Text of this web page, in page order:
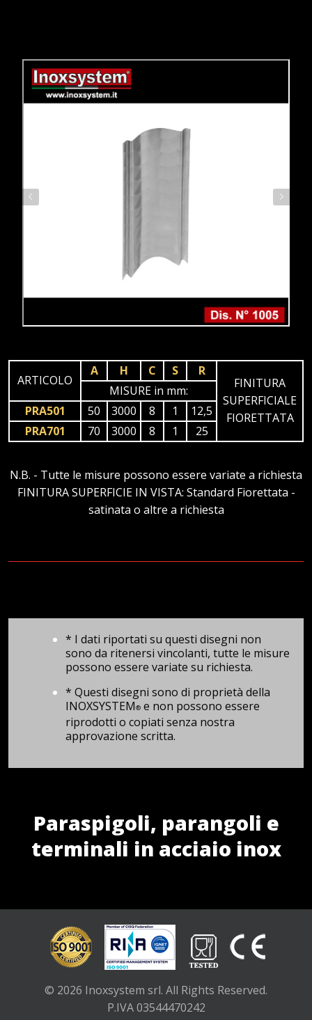
ARTICOLO
A H C S
R
FINITURA
SUPERFICIALE
FIORETTATA
MISURE in mm:
PRA501
50 3000 8 1
12,5
PRA701
70 3000 8 1 25
N.B. - Tutte le misure possono essere variate a richiesta
FINITURA SUPERFICIE IN VISTA: Standard Fiorettata -
satinata o altre a richiesta
* I dati riportati su questi disegni non
sono da ritenersi vincolanti, tutte le misure
possono essere variate su richiesta.
* Questi disegni sono di proprietà della
INOXSYSTEM® e non possono essere
riprodotti o copiati senza nostra
approvazione scritta.
Paraspigoli, parangoli e
terminali in acciaio inox
© 2026 Inoxsystem srl. All Rights Reserved.
P.IVA 03544470242